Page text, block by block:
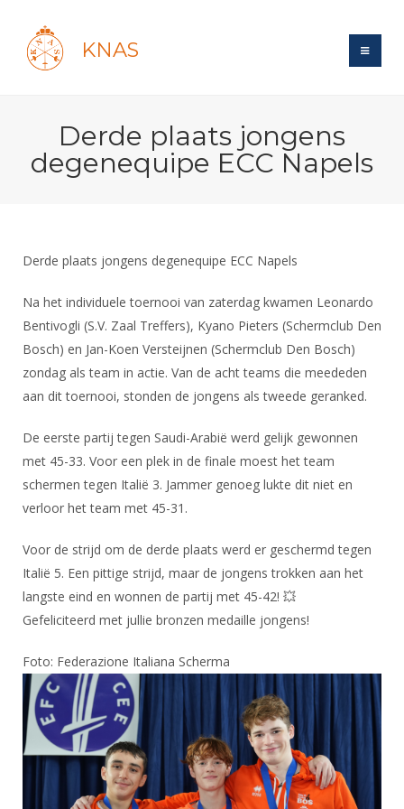
KNAS
Recent posts
Gebruiksvoorwaarden
Handleiding
Historie
Bond
Bond
Tarieven
Reglementen
Ledencijfers
Sponsors en Partners
Bestuur
Commissies
Ereleden
Leden van Verdiensten
Vacatures
Contact
Medewerkers
Samenwerking
Formulieren
Schermen
Lichtzwaardschermen
Wedstrijdsport
Ranglijsten
Inschrijven
Reglementen
Schermpaspoort
Rolstoelschermen
KNAS Keurmerk
NK's
JPT
JEC
Veteranenwedstrijden
Wat is topsport
Nieuws
NK's
Oranje
FBT
Talentontwikkeling
Atletencommissie
Internationale Titeltoernooien
Informatie
Voor de jeugd
Spreekbeurtpakket
Ouders en vereniging
Jeugdkampen
Brassardsysteem
Voor coaches en leraren
Nieuws
Nationale opleidingen
Internationale opleidingen
Opleidingen
Voor scheidsrechters
Nieuws
Scheidsrechterslijst
Scheidsrechter Documentatie
Forums
Forums
Schermforum
Zoek Vereniging
Contact
Derde plaats jongens
degenequipe ECC Napels
Derde plaats jongens degenequipe ECC Napels
Na het individuele toernooi van zaterdag kwamen Leonardo
Bentivogli (S.V. Zaal Treffers), Kyano Pieters (Schermclub Den
Bosch) en Jan-Koen Versteijnen (Schermclub Den Bosch)
zondag als team in actie. Van de acht teams die meededen
aan dit toernooi, stonden de jongens als tweede geranked.
De eerste partij tegen Saudi-Arabië werd gelijk gewonnen
met 45-33. Voor een plek in de finale moest het team
schermen tegen Italië 3. Jammer genoeg lukte dit niet en
verloor het team met 45-31.
Voor de strijd om de derde plaats werd er geschermd tegen
Italië 5. Een pittige strijd, maar de jongens trokken aan het
langste eind en wonnen de partij met 45-42! 💥
Gefeliciteerd met jullie bronzen medaille jongens!
Foto: Federazione Italiana Scherma